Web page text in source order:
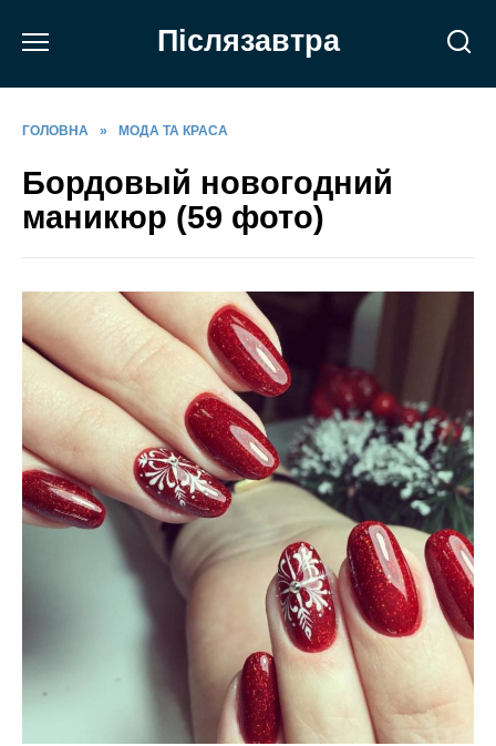
Післязавтра
ГОЛОВНА » МОДА ТА КРАСА
Бордовый новогодний
маникюр (59 фото)